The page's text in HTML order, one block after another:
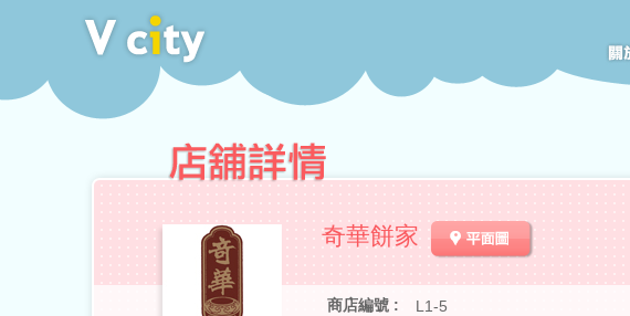
奇華餅家
商店編號 :
L1-5